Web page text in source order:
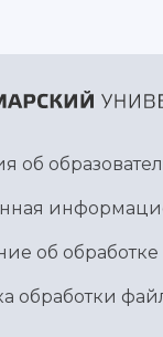
об
об
обработки